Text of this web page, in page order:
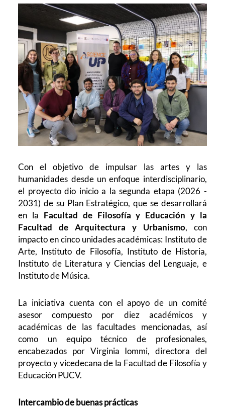
Con el objetivo de impulsar las artes y las
humanidades desde un enfoque interdisciplinario,
el proyecto dio inicio a la segunda etapa (2026 -
2031) de su Plan Estratégico, que se desarrollará
en la Facultad de Filosofía y Educación y la
Facultad de Arquitectura y Urbanismo, con
impacto en cinco unidades académicas: Instituto de
Arte, Instituto de Filosofía, Instituto de Historia,
Instituto de Literatura y Ciencias del Lenguaje, e
Instituto de Música.
La iniciativa cuenta con el apoyo de un comité
asesor compuesto por diez académicos y
académicas de las facultades mencionadas, así
como un equipo técnico de profesionales,
encabezados por Virginia Iommi, directora del
proyecto y vicedecana de la Facultad de Filosofía y
Educación PUCV.
Intercambio de buenas prácticas